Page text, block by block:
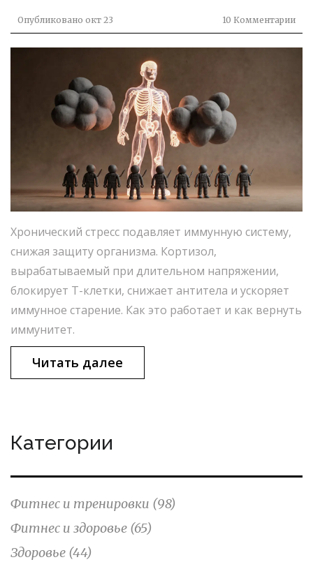
Опубликовано окт 23 10 Комментарии
Хронический стресс подавляет иммунную систему,
снижая защиту организма. Кортизол,
вырабатываемый при длительном напряжении,
блокирует Т-клетки, снижает антитела и ускоряет
иммунное старение. Как это работает и как вернуть
иммунитет.
Читать далее
Категории
Фитнес и тренировки (98)
Фитнес и здоровье (65)
Здоровье (44)